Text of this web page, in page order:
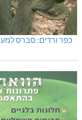
כפר ורדים: סברס